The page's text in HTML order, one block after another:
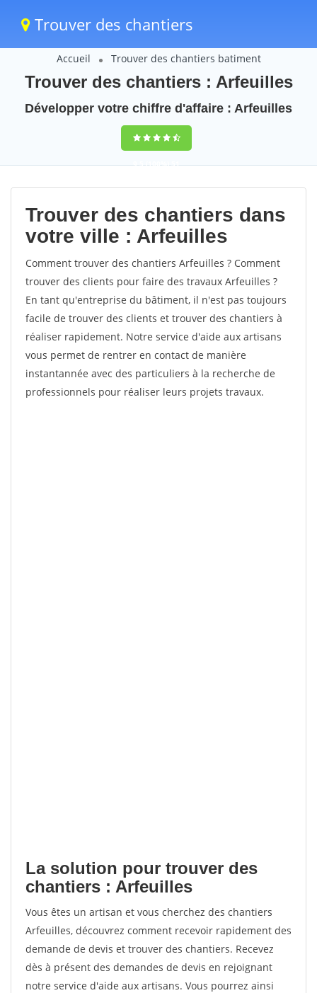
Trouver des chantiers
Accueil Trouver des chantiers batiment
Trouver des chantiers : Arfeuilles
Développer votre chiffre d'affaire : Arfeuilles
9,5(100%)51
votes
Trouver des chantiers dans
votre ville : Arfeuilles
Comment trouver des chantiers Arfeuilles ? Comment
trouver des clients pour faire des travaux Arfeuilles ?
En tant qu'entreprise du bâtiment, il n'est pas toujours
facile de trouver des clients et trouver des chantiers à
réaliser rapidement. Notre service d'aide aux artisans
vous permet de rentrer en contact de manière
instantannée avec des particuliers à la recherche de
professionnels pour réaliser leurs projets travaux.
La solution pour trouver des
chantiers : Arfeuilles
Vous êtes un artisan et vous cherchez des chantiers
Arfeuilles, découvrez comment recevoir rapidement des
demande de devis et trouver des chantiers. Recevez
dès à présent des demandes de devis en rejoignant
notre service d'aide aux artisans. Vous pourrez ainsi